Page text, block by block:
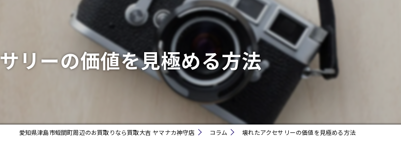
ブランド
貴金属
切手
生前整理・遺品整理・終活
漫画特集
リーの価値を見極める方法
愛知県津島市蛭間町周辺のお買取りなら買取大吉 ヤマナカ神守店 コラム 壊れたアクセサリーの価値を見極める方法